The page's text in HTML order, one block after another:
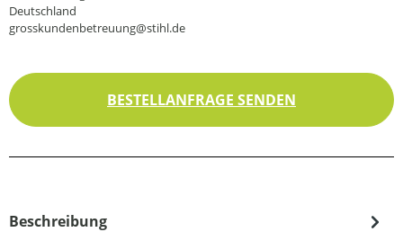
Deutschland
grosskundenbetreuung@stihl.de
BESTELLANFRAGE SENDEN
Beschreibung